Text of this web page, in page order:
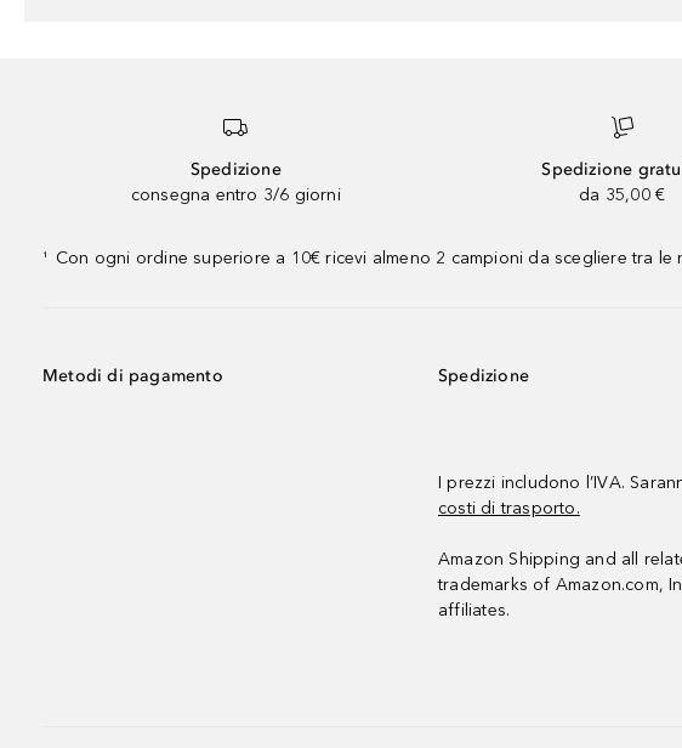
Spedizione
consegna entro 3/6 giorni
Spedizione
da 35,00 €
¹ Con ogni ordine superiore a 10€ ricevi almeno 2 campioni da scegliere tra
Metodi di pagamento Spedizione
I prezzi includono l’IVA.
costi di trasporto.
Amazon Shipping and all
trademarks of Amazon.com,
affiliates.